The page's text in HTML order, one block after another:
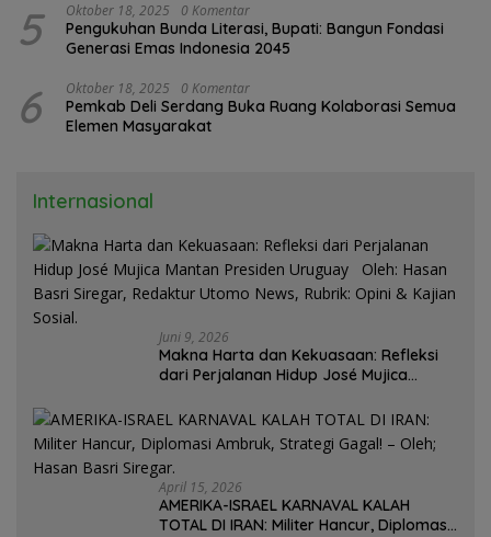
5 Oktober 18, 2025 0 Komentar
Pengukuhan Bunda Literasi, Bupati: Bangun Fondasi
Generasi Emas Indonesia 2045
6 Oktober 18, 2025 0 Komentar
Pemkab Deli Serdang Buka Ruang Kolaborasi Semua
Elemen Masyarakat
Internasional
Juni 9, 2026
Makna Harta dan Kekuasaan: Refleksi
dari Perjalanan Hidup José Mujica
Basri Siregar, Redaktur Utomo News,
Rubrik: Opini & Kajian Sosial.
April 15, 2026
AMERIKA-ISRAEL KARNAVAL KALAH
TOTAL DI IRAN: Militer Hancur, Diplomasi